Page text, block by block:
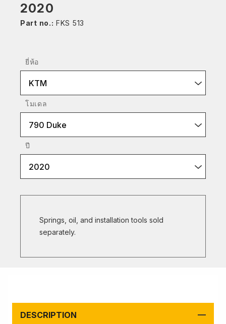
2020
Part no.: FKS 513
ยี่ห้อ
KTM
โมเดล
790 Duke
ปี
2020
Springs, oil, and installation tools sold
separately.
DESCRIPTION